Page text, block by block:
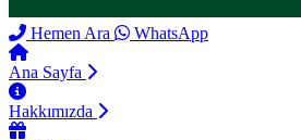
Hemen Ara
WhatsApp
Ana Sayfa
Hakkımızda